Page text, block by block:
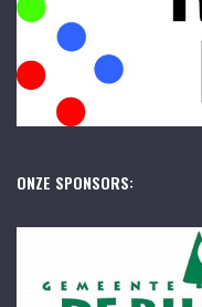
ONZE SPONSORS: